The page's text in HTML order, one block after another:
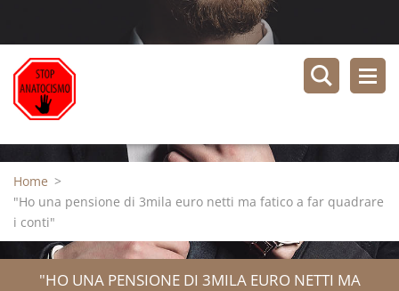
Home >
"Ho una pensione di 3mila euro netti ma fatico a far quadrare
i conti"
"HO UNA PENSIONE DI 3MILA EURO NETTI MA